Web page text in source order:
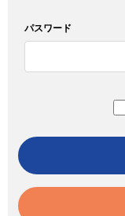
パスワード